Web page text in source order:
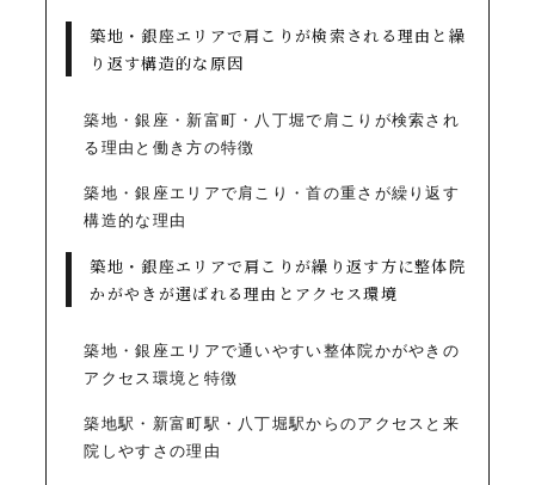
築地・銀座エリアで肩こりが検索される理由と繰
り返す構造的な原因
築地・銀座・新富町・八丁堀で肩こりが検索され
る理由と働き方の特徴
築地・銀座エリアで肩こり・首の重さが繰り返す
構造的な理由
築地・銀座エリアで肩こりが繰り返す方に整体院
かがやきが選ばれる理由とアクセス環境
築地・銀座エリアで通いやすい整体院かがやきの
アクセス環境と特徴
築地駅・新富町駅・八丁堀駅からのアクセスと来
院しやすさの理由